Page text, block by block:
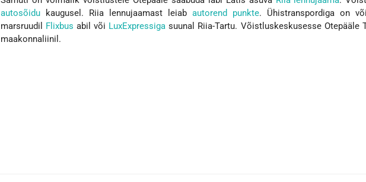
autosõidu kaugusel. Riia lennujaamast leiab autorend punkte. Ühistranspordiga on
marsruudil Flixbusabil või LuxExpressiga suunal Riia-Tartu. Võistluskeskusesse Otepääle
maakonnaliinil.